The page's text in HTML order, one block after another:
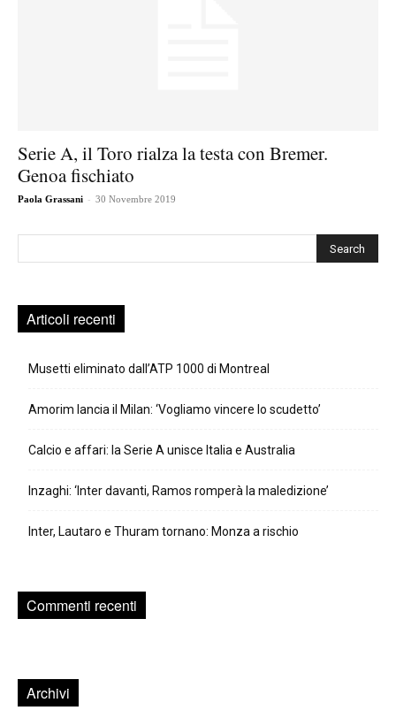
Serie A, il Toro rialza la testa con Bremer.
Genoa fischiato
Paola Grassani - 30 Novembre 2019
Articoli recenti
Musetti eliminato dall’ATP 1000 di Montreal
Amorim lancia il Milan: ‘Vogliamo vincere lo scudetto’
Calcio e affari: la Serie A unisce Italia e Australia
Inzaghi: ‘Inter davanti, Ramos romperà la maledizione’
Inter, Lautaro e Thuram tornano: Monza a rischio
Commenti recenti
Archivi